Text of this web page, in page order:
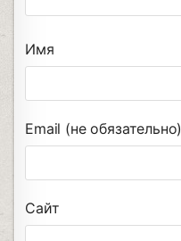
Имя
Email (не обязательно)
Сайт